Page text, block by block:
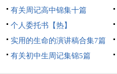
有关周记高中锦集十篇
个人委托书【热】
实用的生命的演讲稿合集7篇
有关初中生周记集锦5篇